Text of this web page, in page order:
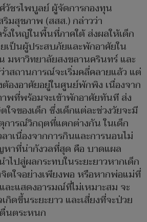
วัชรไพบูลย์ ผู้จัดการกองทุน
มสุขภาพ (สสส.) กล่าวว่า
งใหญ่ในพื้นที่ภาคใต้ ส่งผลให้เด็ก
เป็นผู้ประสบภัยและพักอาศัยใน
มหาวิทยาลัยสงขลานครินทร์ และ
าสถานการณ์จะเริ่มคลี่คลายแล้ว แต่
องอาศัยอยู่ในศูนย์พักพิง เนื่องจาก
พที่พร้อมจะเข้าพักอาศัยทันที ส่ง
จของเด็ก ซึ่งเด็กแต่ละช่วงวัยจะมี
การณ์วิกฤตที่แตกต่างกัน ในเด็ก
ลาเนื่องจากการกินและการนอนไม่
าที่น่ากังวลที่สุด คือ บาดแผล
ไปสู่ผลกระทบในระยะยาวหากเด็ก
ตใจอย่างเพียงพอ หรือหากพ่อแม่ที่
ละแสดงอารมณ์ที่ไม่เหมาะสม จะ
กิดขึ้นระยะยาว และเสี่ยงที่จะป่วย
ตื่นตระหนก